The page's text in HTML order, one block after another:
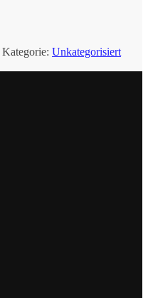
Kategorie: Unkategorisiert